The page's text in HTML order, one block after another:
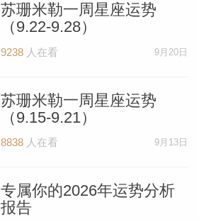
苏珊米勒一周星座运势
（9.22-9.28）
9238人在看 9月20日
苏珊米勒一周星座运势
（9.15-9.21）
8838人在看 9月13日
专属你的2026年运势分析
报告